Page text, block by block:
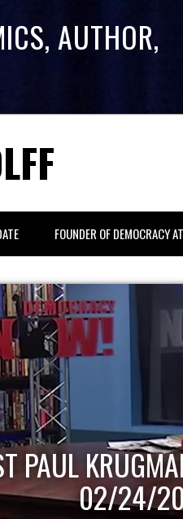
AUTHOR,
FOUNDER OF DEMOCRACY
PAUL
02/24/